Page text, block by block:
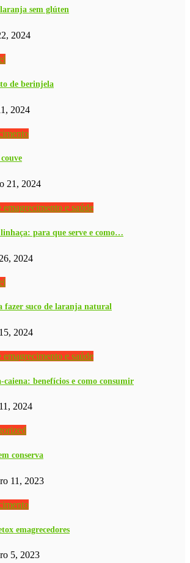
sem glúten
2024
de berinjela
2024
21, 2024
emagrecimento e saúde
para que serve e como…
2024
fazer suco de laranja natural
2024
emagrecimento e saúde
caiena: benefícios e como consumir
2024
conserva
11, 2023
emagrecedores
5, 2023